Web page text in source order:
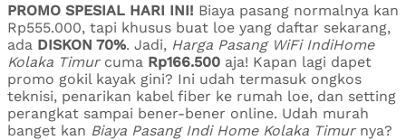
PROMO SPESIAL HARI INI! Biaya pasang normalnya kan
Rp555.000, tapi khusus buat loe yang daftar sekarang,
ada DISKON 70%. Jadi, Harga Pasang WiFi IndiHome
Kolaka Timurcuma Rp166.500 aja! Kapan lagi dapet
promo gokil kayak gini? Ini udah termasuk ongkos
teknisi, penarikan kabel fiber ke rumah loe, dan setting
perangkat sampai bener-bener online. Udah murah
banget kan Biaya Pasang Indi Home Kolaka Timurnya?